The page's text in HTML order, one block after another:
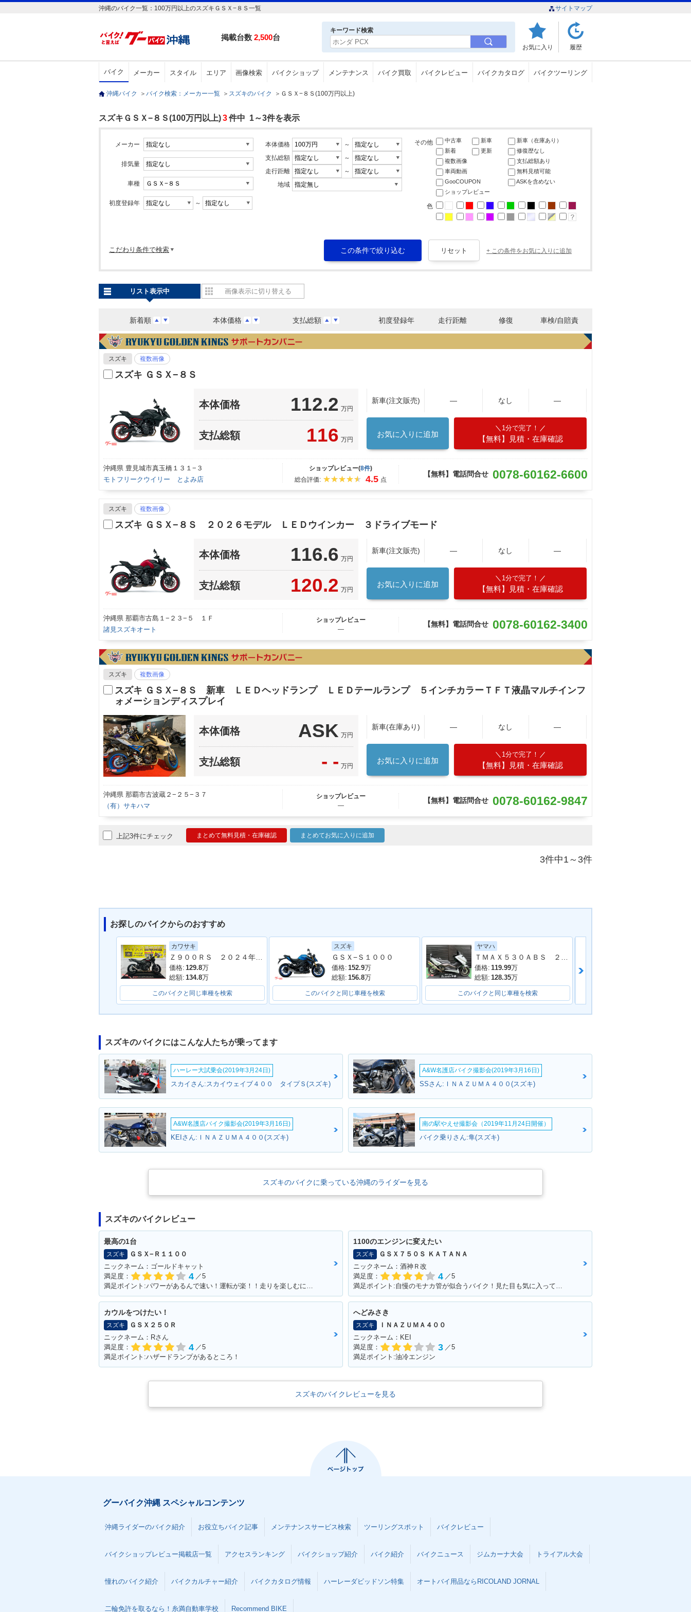
沖縄のバイク一覧：100万円以上のスズキＧＳＸ−８Ｓ一覧 サイトマップ
掲載台数 2,500台
キーワード検索
お気に入り 履歴
バイク メーカー スタイル エリア 画像検索 バイクショップ メンテナンス バイク買取 バイクレビュー バイクカタログ バイクツーリング
沖縄バイク ＞ バイク検索：メーカー一覧 ＞ スズキのバイク ＞ ＧＳＸ−８Ｓ(100万円以上)
スズキＧＳＸ−８Ｓ(100万円以上)3件中 1～3件を表示
メーカー
排気量
車種
初度登録年 ～
本体価格
～
支払総額
～
走行距離
～
地域
その他 中古車 新車
新車（在庫あり）
新着
更新
修復歴なし
複数画像
支払総額あり
車両動画
無料見積可能
GooCOUPON
ASKを含めない
ショップレビュー
色
こだわり条件で検索 + この条件をお気に入りに追加
新着順 本体価格 支払総額 初度登録年 走行距離 修復 車検/自賠責
リスト表示中 画像表示に切り替える
スズキ 複数画像
スズキ ＧＳＸ−８Ｓ
本体価格 112.2 万円
支払総額 116 万円
新車(注文販売) ― なし ―
お気に入りに追加
1分で完了！
【無料】見積・在庫確認
沖縄県 豊見城市真玉橋１３１−３
モトフリークウイリー とよみ店
ショップレビュー(8件)
総合評価:
4.5 点
【無料】電話問合せ 0078-60162-6600
スズキ 複数画像
スズキ ＧＳＸ−８Ｓ ２０２６モデル ＬＥＤウインカー ３ドライブモード
本体価格 116.6 万円
支払総額 120.2 万円
新車(注文販売) ― なし ―
お気に入りに追加
1分で完了！
【無料】見積・在庫確認
沖縄県 那覇市古島１−２３−５ １Ｆ
諸見スズキオート
ショップレビュー
―
【無料】電話問合せ 0078-60162-3400
スズキ 複数画像
スズキ ＧＳＸ−８Ｓ 新車 ＬＥＤヘッドランプ ＬＥＤテールランプ ５インチカラーＴＦＴ液晶マルチインフ
ォメーションディスプレイ
本体価格 ASK 万円
支払総額 - - 万円
新車(在庫あり) ― なし ―
お気に入りに追加
1分で完了！
【無料】見積・在庫確認
沖縄県 那覇市古波蔵２−２５−３７
（有）サキハマ
ショップレビュー
―
【無料】電話問合せ 0078-60162-9847
上記3件にチェック まとめて無料見積・在庫確認 まとめてお気に入りに追加
3件中1～3件
お探しのバイクからのおすすめ
カワサキ
Ｚ９００ＲＳ ２０２４年モデル 社外フルエキマフラー フェンダーレス ラジエーターカバー タンデムバー シート カスタム多数
価格: 129.8万
総額: 134.8万
このバイクと同じ車種を検索
スズキ
ＧＳＸ−Ｓ１０００
価格: 152.9万
総額: 156.8万
このバイクと同じ車種を検索
ヤマハ
価格: 119.99万
総額: 128.35万
このバイクと同じ車種を検索
スズキのバイクにはこんな人たちが乗ってます
ハーレー大試乗会(2019年3月24日)
スカイさん:スカイウェイブ４００ タイプＳ(スズキ)
A&W名護店バイク撮影会(2019年3月16日)
SSさん:ＩＮＡＺＵＭＡ４００(スズキ)
A&W名護店バイク撮影会(2019年3月16日)
KEIさん:ＩＮＡＺＵＭＡ４００(スズキ)
南の駅やえせ撮影会（2019年11月24日開催）
バイク乗りさん:隼(スズキ)
スズキのバイクに乗っている沖縄のライダーを見る
スズキのバイクレビュー
最高の1台
スズキ
ＧＳＸ−Ｒ１１００
ニックネーム：ゴールドキャット
満足度：
4 ／5
満足ポイント:パワーがあるんで速い！運転が楽！！走りを楽しむにはもってこいの1台！足回りかえるとかなり乗りやすくなります
1100のエンジンに変えたい
スズキ
ＧＳＸ７５０Ｓ ＫＡＴＡＮＡ
ニックネーム：酒神Ｒ改
満足度：
4 ／5
満足ポイント:自慢のモナカ管が似合うバイク！見た目も気に入っています！
カウルをつけたい！
スズキ
ＧＳＸ２５０Ｒ
ニックネーム：Rさん
満足度：
4 ／5
満足ポイント:ハザードランプがあるところ！
へどみさき
スズキ
ＩＮＡＺＵＭＡ４００
ニックネーム：KEI
満足度：
3 ／5
満足ポイント:油冷エンジン
スズキのバイクレビューを見る
グーバイク沖縄 スペシャルコンテンツ
沖縄ライダーのバイク紹介 お役立ちバイク記事 メンテナンスサービス検索 ツーリングスポット バイクレビュー
バイクショップレビュー掲載店一覧 アクセスランキング バイクショップ紹介 バイク紹介 バイクニュース ジムカーナ大会 トライアル大会
憧れのバイク紹介 バイクカルチャー紹介 バイクカタログ情報 ハーレーダビッドソン特集 オートバイ用品ならRICOLAND JORNAL
二輪免許を取るなら！糸満自動車学校 Recommend BIKE